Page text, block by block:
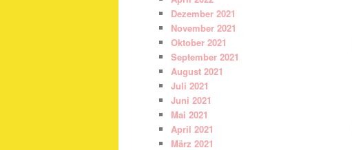
Dezember 2021
November 2021
Oktober 2021
September 2021
August 2021
Juli 2021
Juni 2021
Mai 2021
April 2021
März 2021